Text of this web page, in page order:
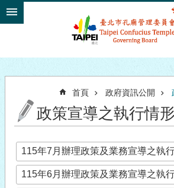
跳到主要內容區塊
首頁 政府資訊公開
政策宣導之執行情形
115年7月辦理政策及業務宣導之執
115年6月辦理政策及業務宣導之執